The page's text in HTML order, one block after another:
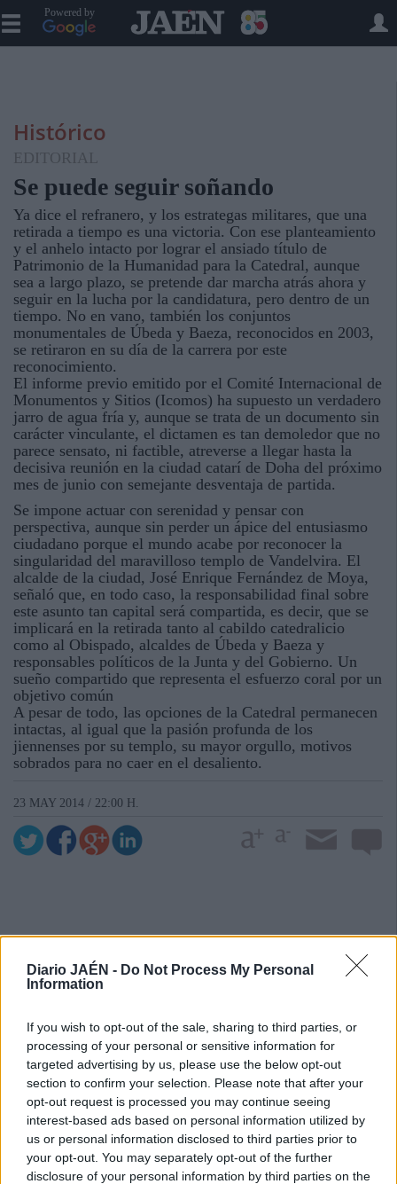
Diario JAÉN - Do Not Process My Personal
Information
If you wish to opt-out of the sale, sharing to third parties, or
processing of your personal or sensitive information for
targeted advertising by us, please use the below opt-out
section to confirm your selection. Please note that after your
opt-out request is processed you may continue seeing
interest-based ads based on personal information utilized by
us or personal information disclosed to third parties prior to
your opt-out. You may separately opt-out of the further
disclosure of your personal information by third parties on the
Powered by
Histórico
EDITORIAL
Se puede seguir soñando
Ya dice el refranero, y los estrategas militares, que una
retirada a tiempo es una victoria. Con ese planteamiento
y el anhelo intacto por lograr el ansiado título de
Patrimonio de la Humanidad para la Catedral, aunque
sea a largo plazo, se pretende dar marcha atrás ahora y
seguir en la lucha por la candidatura, pero dentro de un
tiempo. No en vano, también los conjuntos
monumentales de Úbeda y Baeza, reconocidos en 2003,
se retiraron en su día de la carrera por este
reconocimiento.
El informe previo emitido por el Comité Internacional de
Monumentos y Sitios (Icomos) ha supuesto un verdadero
jarro de agua fría y, aunque se trata de un documento sin
carácter vinculante, el dictamen es tan demoledor que no
parece sensato, ni factible, atreverse a llegar hasta la
decisiva reunión en la ciudad catarí de Doha del próximo
mes de junio con semejante desventaja de partida.
Se impone actuar con serenidad y pensar con
perspectiva, aunque sin perder un ápice del entusiasmo
ciudadano porque el mundo acabe por reconocer la
singularidad del maravilloso templo de Vandelvira. El
alcalde de la ciudad, José Enrique Fernández de Moya,
señaló que, en todo caso, la responsabilidad final sobre
este asunto tan capital será compartida, es decir, que se
implicará en la retirada tanto al cabildo catedralicio
como al Obispado, alcaldes de Úbeda y Baeza y
responsables políticos de la Junta y del Gobierno. Un
sueño compartido que representa el esfuerzo coral por un
objetivo común
A pesar de todo, las opciones de la Catedral permanecen
intactas, al igual que la pasión profunda de los
jiennenses por su templo, su mayor orgullo, motivos
sobrados para no caer en el desaliento.
23 MAY 2014 / 22:00 H.